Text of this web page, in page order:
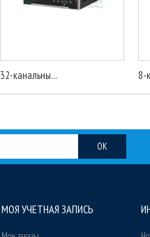
32-канальны... 8-
OK
МОЯ УЧЕТНАЯ ЗАПИСЬ